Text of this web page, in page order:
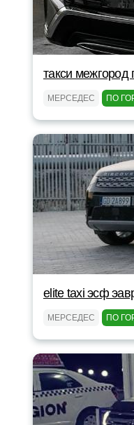
такси межгород
МЕРСЕДЕС ПО
elite taxi эсф
МЕРСЕДЕС ПО